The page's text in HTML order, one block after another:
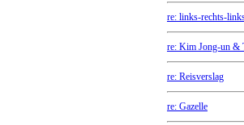
re: links-rechts-
re: Kim Jong-un &
re: Reisverslag
re: Gazelle